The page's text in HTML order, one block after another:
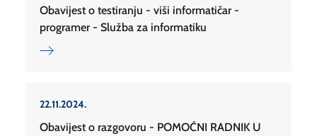
Obavijest o testiranju - viši informatičar -
programer - Služba za informatiku
22.11.2024.
Obavijest o razgovoru - POMOĆNI RADNIK U